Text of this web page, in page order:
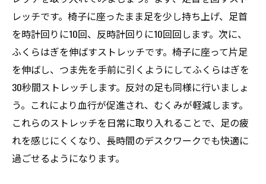
法
ストレッチで日常の疲れをリセットする職場の
工夫
日常の疲れを取るためのストレッチ術
職場でのリセットタイムを最大限に活用
ストレッチを日常に取り入れる工夫
疲れをリセットするためのストレッチプロ
グラム
仕事終わりにおすすめのリラックスストレ
レッチです。椅子に座ったまま足を少し持ち上げ、足首
を時計回りに10回、反時計回りに10回回します。次に、
ふくらはぎを伸ばすストレッチです。椅子に座って片足
を伸ばし、つま先を手前に引くようにしてふくらはぎを
30秒間ストレッチします。反対の足も同様に行いましょ
う。これにより血行が促進され、むくみが軽減します。
これらのストレッチを日常に取り入れることで、足の疲
れを感じにくくなり、長時間のデスクワークでも快適に
過ごせるようになります。